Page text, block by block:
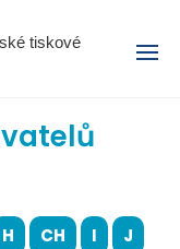
tiskové
Menu
H CH I
J